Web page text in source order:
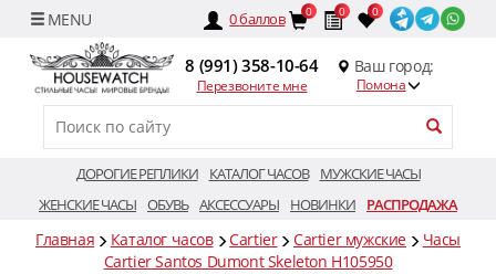
0баллов 0 0 0
8 (991) 358-10-64
Перезвоните мне
Ваш город:
Помона
ДОРОГИЕ РЕПЛИКИ КАТАЛОГ ЧАСОВ
МУЖСКИЕ ЧАСЫ
ЖЕНСКИЕ ЧАСЫ ОБУВЬ АКСЕССУАРЫ НОВИНКИ РАСПРОДАЖА
Главная Каталог часов Cartier Cartier мужские
Часы
Cartier Santos Dumont Skeleton H105950